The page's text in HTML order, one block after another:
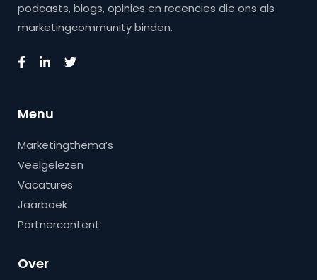
podcasts, blogs, opinies en recencies die ons als
marketingcommunity binden.
Menu
Marketingthema’s
Veelgelezen
Vacatures
Jaarboek
Partnercontent
Over